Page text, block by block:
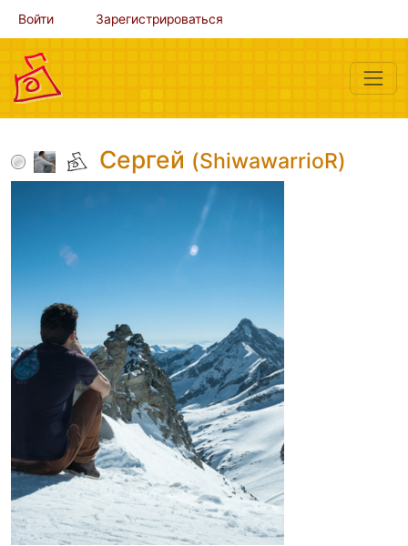
Войти Зарегистрироваться
Сергей (ShiwawarrioR)